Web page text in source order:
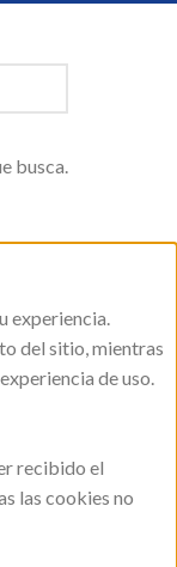
busca.
experiencia.
del sitio, mientras
de uso.
recibido el
las cookies no